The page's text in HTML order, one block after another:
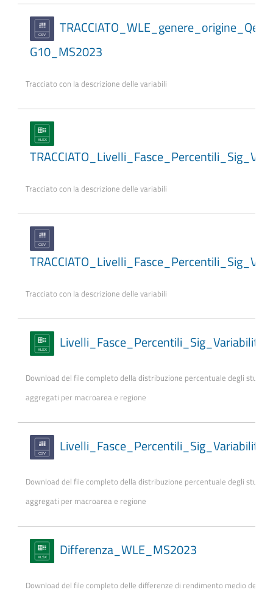
G10_MS2023
Tracciato con la descrizione delle variabili
Tracciato con la descrizione delle variabili
Tracciato con la descrizione delle variabili
Download del file completo della distribuzione percentuale degli
aggregati per macroarea e regione
Download del file completo della distribuzione percentuale degli
aggregati per macroarea e regione
Differenza_WLE_MS2023
Download del file completo delle differenze di rendimento medio degli